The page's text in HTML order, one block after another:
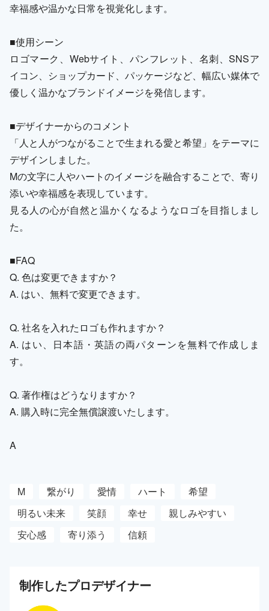
幸福感や温かな日常を視覚化します。
■使用シーン
ロゴマーク、Webサイト、パンフレット、名刺、SNSア
イコン、ショップカード、パッケージなど、幅広い媒体で
優しく温かなブランドイメージを発信します。
■デザイナーからのコメント
「人と人がつながることで生まれる愛と希望」をテーマに
デザインしました。
Mの文字に人やハートのイメージを融合することで、寄り
添いや幸福感を表現しています。
見る人の心が自然と温かくなるようなロゴを目指しまし
た。
■FAQ
Q. 色は変更できますか？
A. はい、無料で変更できます。
Q. 社名を入れたロゴも作れますか？
A. はい、日本語・英語の両パターンを無料で作成しま
す。
Q. 著作権はどうなりますか？
A. 購入時に完全無償譲渡いたします。
A
M 繋がり 愛情 ハート
希望
明るい未来
笑顔 幸せ
親しみやすい
安心感
寄り添う 信頼
制作したプロデザイナー